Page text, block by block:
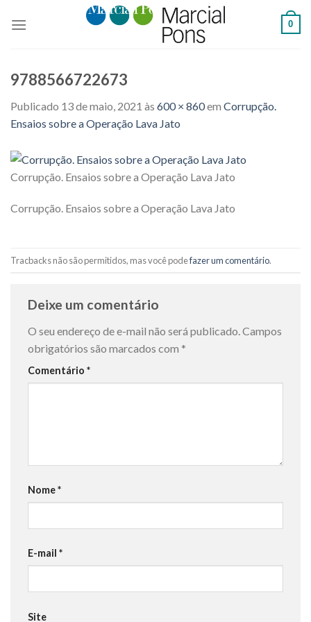
0
9788566722673
Publicado 13 de maio, 2021 às 600 × 860em Corrupção.
Ensaios sobre a Operação Lava Jato
Corrupção. Ensaios sobre a Operação Lava Jato
Corrupção. Ensaios sobre a Operação Lava Jato
Tracbacks não são permitidos, mas você podefazer um comentário.
Deixe um comentário
O seu endereço de e-mail não será publicado.Campos
obrigatórios são marcados com *
Comentário *
Nome*
E-mail *
Site